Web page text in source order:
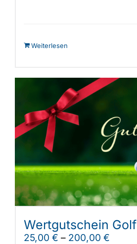
Weiterlesen
Wertgutschein Golf
25,00 € – 200,00 €